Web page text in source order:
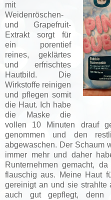
mit
Weidenröschen-
und Grapefruit-
Extrakt sorgt für
ein porentief
reines, geklärtes
und erfrischtes
Hautbild. Die
Wirkstoffe reinigen
und pflegen somit
die Haut. Ich habe
die Maske die
vollen 10 Minuten drauf
genommen und den
abgewaschen. Der Schaum
immer mehr und daher
Runternehmen gemacht,
flauschig aus. Meine Haut
gereinigt an und sie strahlte
auch gut gepflegt,